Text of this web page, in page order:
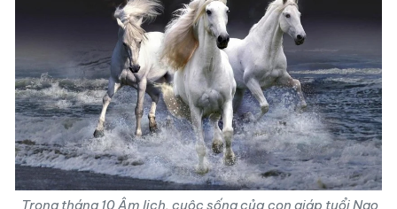
Trong tháng 10 Âm lịch, cuộc sống của con giáp tuổi Ngọ